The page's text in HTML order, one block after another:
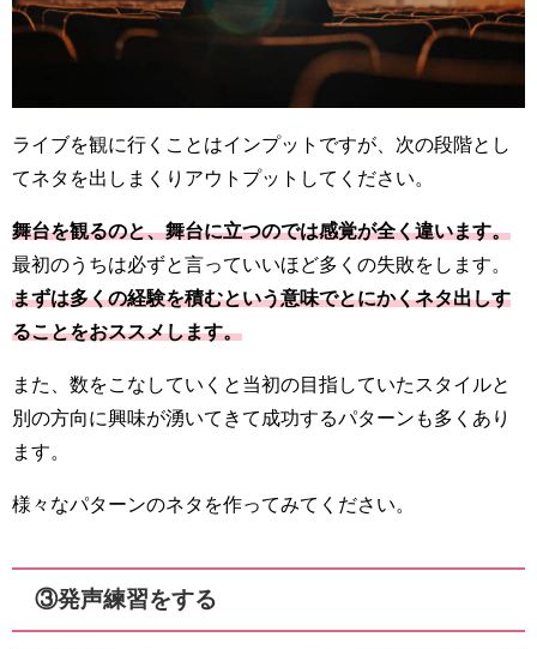
ライブを観に行くことはインプットですが、次の段階とし
てネタを出しまくりアウトプットしてください。
舞台を観るのと、舞台に立つのでは感覚が全く違います。
最初のうちは必ずと言っていいほど多くの失敗をします。
まずは多くの経験を積むという意味でとにかくネタ出しす
ることをおススメします。
また、数をこなしていくと当初の目指していたスタイルと
別の方向に興味が湧いてきて成功するパターンも多くあり
ます。
様々なパターンのネタを作ってみてください。
③発声練習をする